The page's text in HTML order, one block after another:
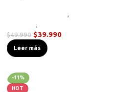
,
,
$49.990 $39.990
Leer más
-11%
HOT